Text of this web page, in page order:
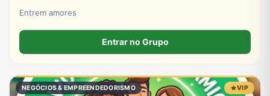
Entrem amores
Entrar no Grupo
NEGÓCIOS & EMPREENDEDORISMO VIP